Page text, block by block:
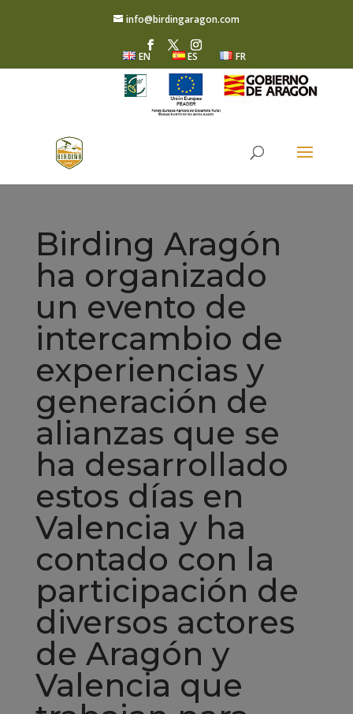
info@birdingaragon.com
EN ES FR
Birding Aragón
ha organizado
un evento de
intercambio de
experiencias y
generación de
alianzas que se
ha desarrollado
estos días en
Valencia y ha
contado con la
participación de
diversos actores
de Aragón y
Valencia que